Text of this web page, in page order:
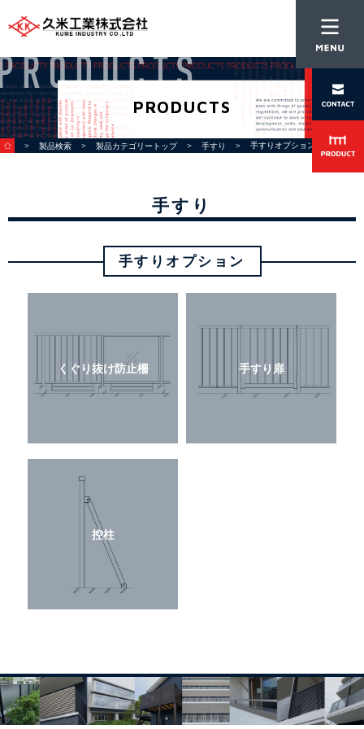
PRODUCTS
＞ 製品検索 ＞ 製品カテゴリートップ＞ 手すり ＞ 手すりオプション
手すり
手すりオプション
くぐり抜け防止柵 手すり扉
控柱